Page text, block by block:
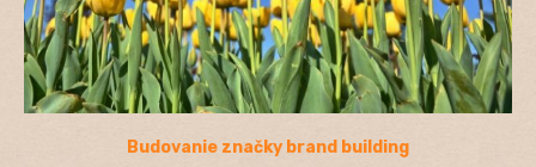
Budovanie značky brand building